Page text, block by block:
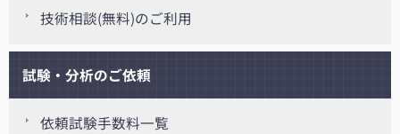
技術相談(無料)のご利用
試験・分析のご依頼
依頼試験手数料一覧